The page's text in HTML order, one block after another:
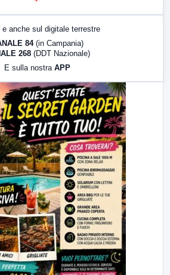
LabNews (replica)
e anche sul digitale terrestre
84 (in Campania)
268 (DDT Nazionale)
E sulla nostra APP